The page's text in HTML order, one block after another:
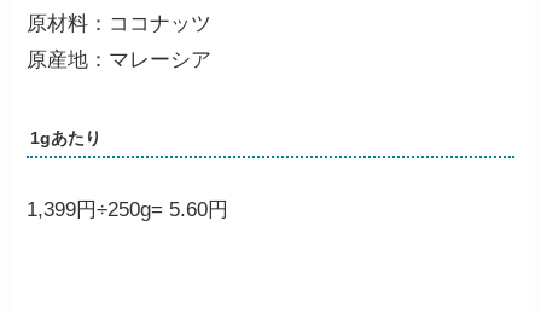
原材料：ココナッツ
原産地：マレーシア
1gあたり
1,399円÷250g= 5.60円